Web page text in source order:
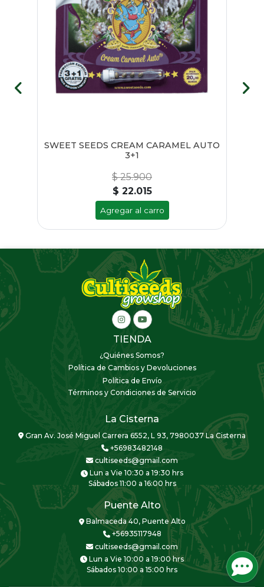
SWEET SEEDS CREAM CARAMEL AUTO
3+1
$ 25.900
$ 22.015
Agregar al carro
TIENDA
¿Quiénes Somos?
Política de Cambios y Devoluciones
Política de Envío
Términos y Condiciones de Servicio
La Cisterna
Gran Av. José Miguel Carrera 6552, L 93, 7980037 La Cisterna
+56983482148
cultiseeds@gmail.com
Lun a Vie 10:30 a 19:30 hrs
Sábados 11:00 a 16:00 hrs
Puente Alto
Balmaceda 40, Puente Alto
+56935117948
cultiseeds@gmail.com
Lun a Vie 10:00 a 19:00 hrs
Sábados 10:00 a 15:00 hrs